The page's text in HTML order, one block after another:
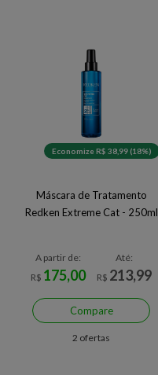
Economize R$ 38,99 (18%)
Máscara de Tratamento
Redken Extreme Cat - 250ml
A partir de:
R$ 175,00
Até:
R$ 213,99
Compare
2 ofertas